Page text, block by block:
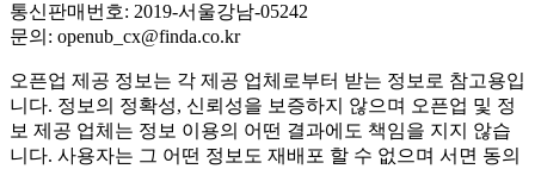
통신판매번호: 2019-서울강남-05242
문의: openub_cx@finda.co.kr
오픈업 제공 정보는 각 제공 업체로부터 받는 정보로 참고용입
니다. 정보의 정확성, 신뢰성을 보증하지 않으며 오픈업 및 정
보 제공 업체는 정보 이용의 어떤 결과에도 책임을 지지 않습
니다. 사용자는 그 어떤 정보도 재배포 할 수 없으며 서면 동의